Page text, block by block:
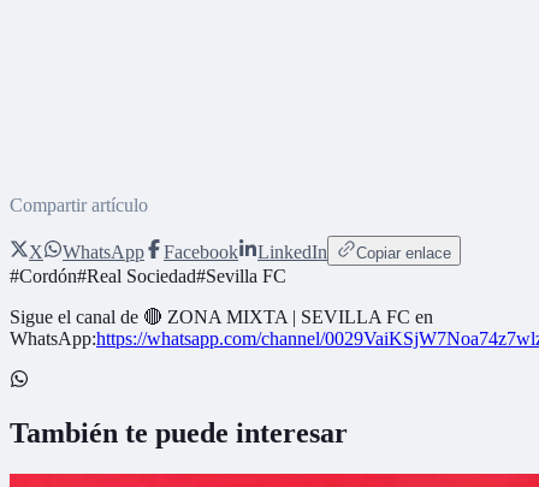
Compartir artículo
X WhatsApp Facebook LinkedIn Copiar enlace
#Cordón#Real Sociedad#Sevilla FC
Sigue el canal de 🔴 ZONA MIXTA | SEVILLA FC en
WhatsApp:https://whatsapp.com/channel/
También te puede interesar